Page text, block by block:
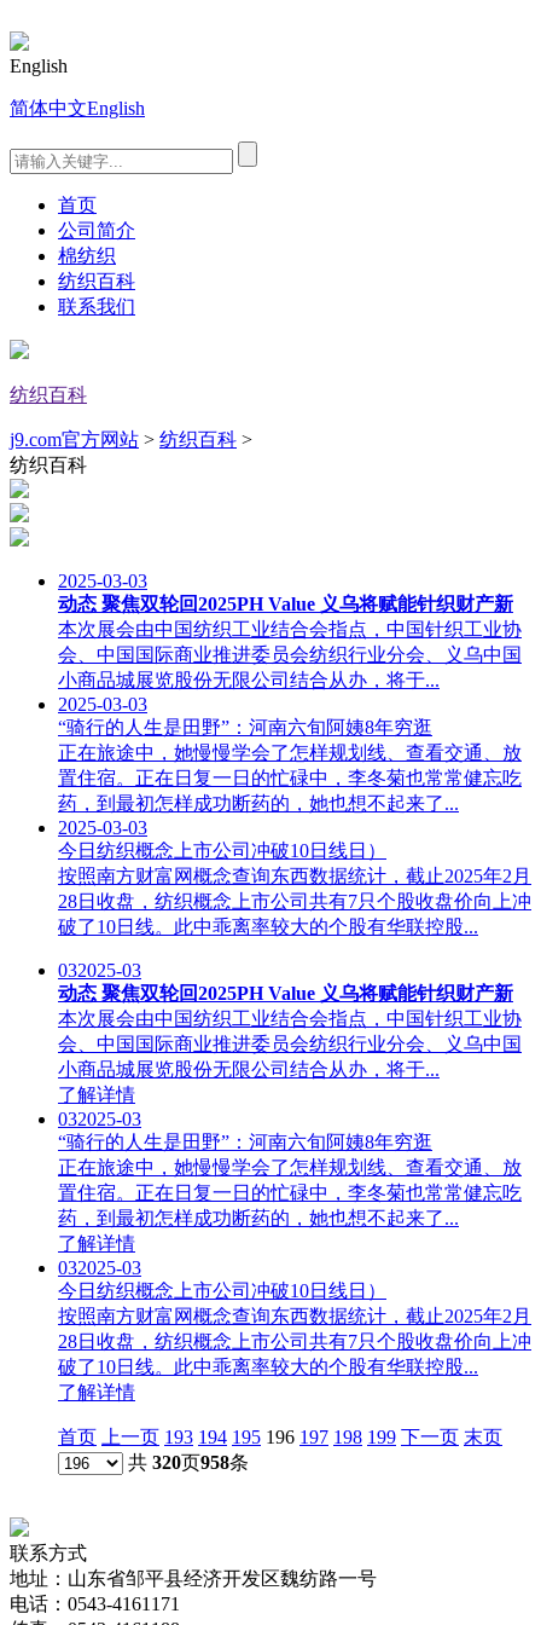
English
简体中文English
首页
公司简介
棉纺织
纺织百科
联系我们
纺织百科
j9.com官方网站 > 纺织百科 >
纺织百科
2025-03-03
动态 聚焦双轮回2025PH Value 义乌将赋能针织财产新
本次展会由中国纺织工业结合会指点，中国针织工业协
会、中国国际商业推进委员会纺织行业分会、义乌中国
小商品城展览股份无限公司结合从办，将于...
2025-03-03
“骑行的人生是田野”：河南六旬阿姨8年穷逛
正在旅途中，她慢慢学会了怎样规划线、查看交通、放
置住宿。正在日复一日的忙碌中，李冬菊也常常健忘吃
药，到最初怎样成功断药的，她也想不起来了...
2025-03-03
今日纺织概念上市公司冲破10日线日）
按照南方财富网概念查询东西数据统计，截止2025年2月
28日收盘，纺织概念上市公司共有7只个股收盘价向上冲
破了10日线。此中乖离率较大的个股有华联控股...
032025-03
动态 聚焦双轮回2025PH Value 义乌将赋能针织财产新
本次展会由中国纺织工业结合会指点，中国针织工业协
会、中国国际商业推进委员会纺织行业分会、义乌中国
小商品城展览股份无限公司结合从办，将于...
了解详情
032025-03
“骑行的人生是田野”：河南六旬阿姨8年穷逛
正在旅途中，她慢慢学会了怎样规划线、查看交通、放
置住宿。正在日复一日的忙碌中，李冬菊也常常健忘吃
药，到最初怎样成功断药的，她也想不起来了...
了解详情
032025-03
今日纺织概念上市公司冲破10日线日）
按照南方财富网概念查询东西数据统计，截止2025年2月
28日收盘，纺织概念上市公司共有7只个股收盘价向上冲
破了10日线。此中乖离率较大的个股有华联控股...
了解详情
首页 上一页 193 194 195 196 197 198 199 下一页 末页
共 320页958条
联系方式
地址：山东省邹平县经济开发区魏纺路一号
电话：0543-4161171